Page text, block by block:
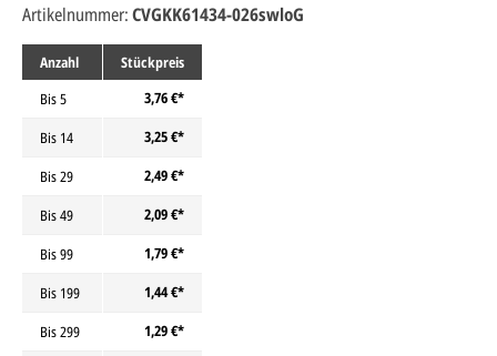
Anzahl
Stückpreis
Bis5
3,76 €*
Bis 14
3,25 €*
Bis29
2,49 €*
Bis49
2,09 €*
Bis99
1,79 €*
Bis 199
1,44 €*
Bis299
1,29 €*
Artikelnummer:CVGKK61434-026swloG